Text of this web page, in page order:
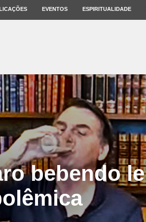
EVENTOS ESPIRITUALIDADE
bebendo